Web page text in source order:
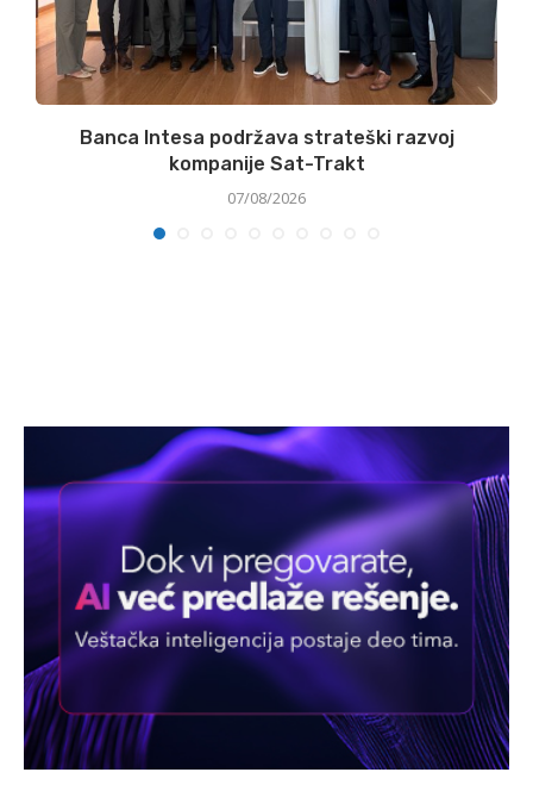
Banca Intesa podržava strateški razvoj
kompanije Sat-Trakt
07/08/2026